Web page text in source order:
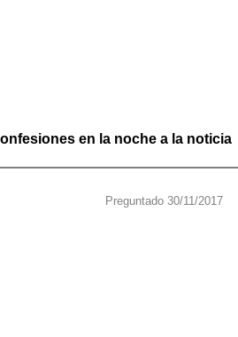
en la noche a la noticia
Preguntado 30/11/2017